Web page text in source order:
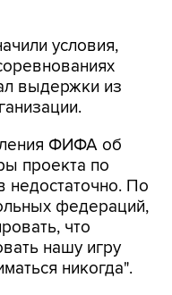
условия,
выдержки из
ФИФА об
проекта по
недостаточно. По
федераций,
что
нашу игру
никогда".